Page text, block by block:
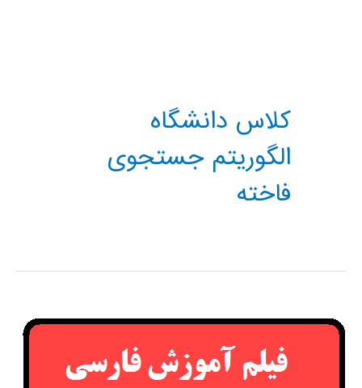
کلاس دانشگاه
الگوریتم جستجوی
فاخته